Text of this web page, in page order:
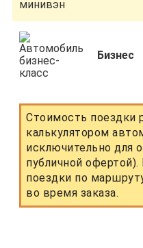
Бизнес
Стоимость поездки
калькулятором
исключительно для
публичной
поездки по
во время заказа.